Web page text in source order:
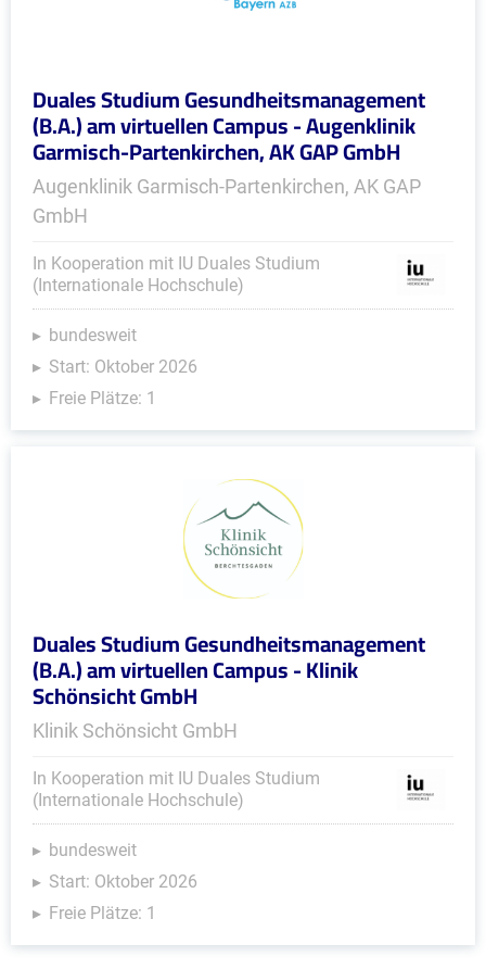
Duales Studium Gesundheitsmanagement
(B.A.) am virtuellen Campus - Augenklinik
Garmisch-Partenkirchen, AK GAP GmbH
Augenklinik Garmisch-Partenkirchen, AK GAP
GmbH
In Kooperation mit IU Duales Studium
(Internationale Hochschule)
bundesweit
Start: Oktober 2026
Freie Plätze: 1
Duales Studium Gesundheitsmanagement
(B.A.) am virtuellen Campus - Klinik
Schönsicht GmbH
Klinik Schönsicht GmbH
In Kooperation mit IU Duales Studium
(Internationale Hochschule)
bundesweit
Start: Oktober 2026
Freie Plätze: 1